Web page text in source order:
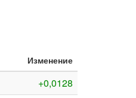
Изменение
+0,0128